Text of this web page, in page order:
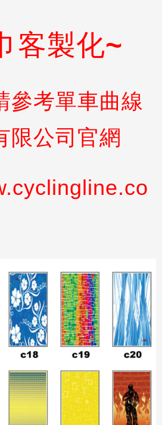
客製化~
參考單車曲線
限公司官網